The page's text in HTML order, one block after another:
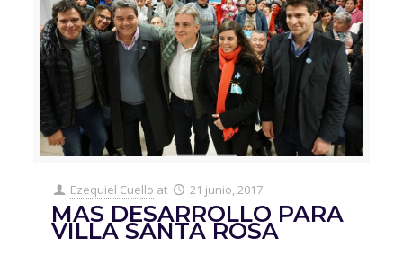
Ezequiel Cuello at 21 junio, 2017
MAS DESARROLLO PARA
VILLA SANTA ROSA